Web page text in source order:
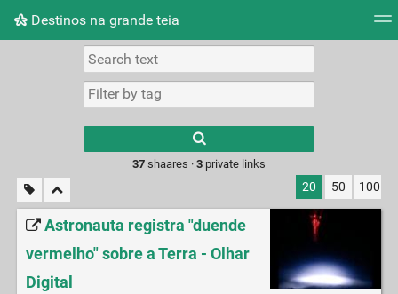
Destinos na grande teia
Picture wall
results.
37shaares · 3private links
20 50 100
Astronauta registra "duende
vermelho" sobre a Terra - Olhar
Digital